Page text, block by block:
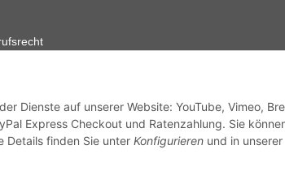
Dienste auf unserer Website: YouTube, Vimeo,
Express Checkout und Ratenzahlung. Sie
Details finden Sie unter Konfigurieren und in unserer
der Artikel können beispielhaft sein und vom